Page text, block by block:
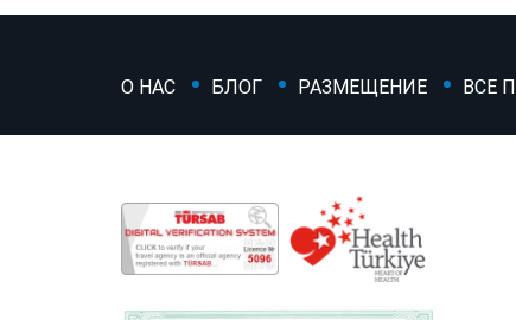
О НАС БЛОГ РАЗМЕЩЕНИЕ ВСЕ